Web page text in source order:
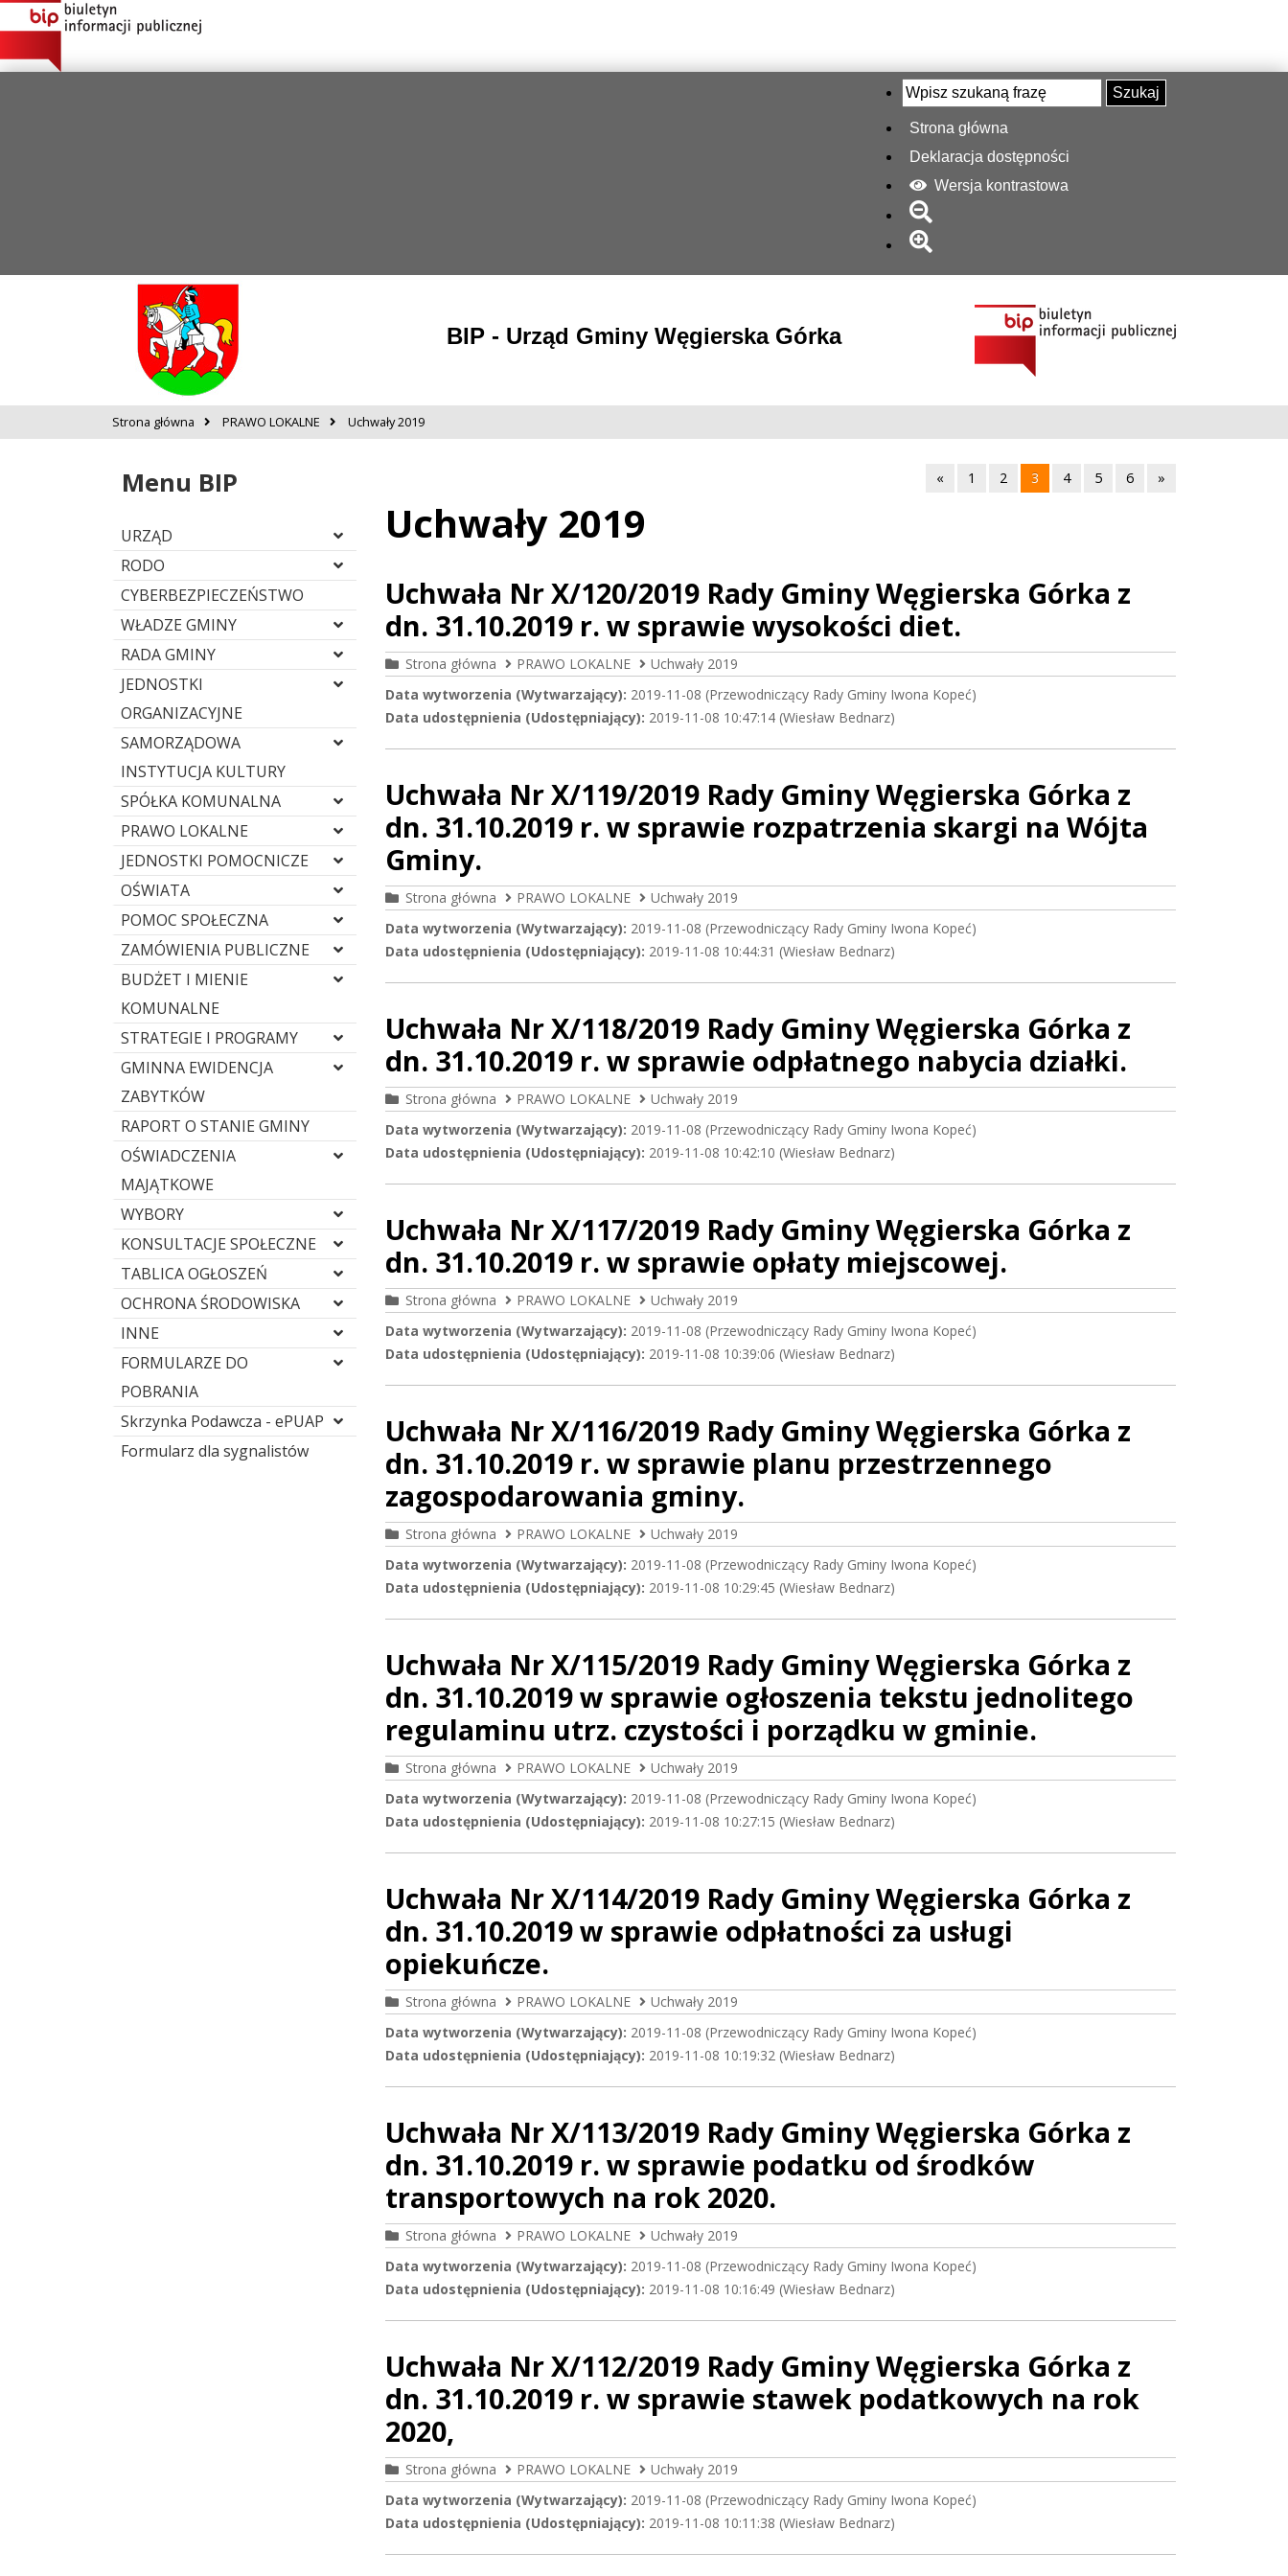
Szukaj
Strona główna
Deklaracja dostępności
Wersja kontrastowa
BIP - Urząd Gminy Węgierska Górka
Strona główna PRAWO LOKALNE Uchwały 2019
Menu BIP
URZĄD
RODO
CYBERBEZPIECZEŃSTWO
WŁADZE GMINY
RADA GMINY
JEDNOSTKI
ORGANIZACYJNE
SAMORZĄDOWA
INSTYTUCJA KULTURY
SPÓŁKA KOMUNALNA
PRAWO LOKALNE
JEDNOSTKI POMOCNICZE
OŚWIATA
POMOC SPOŁECZNA
ZAMÓWIENIA PUBLICZNE
BUDŻET I MIENIE
KOMUNALNE
STRATEGIE I PROGRAMY
GMINNA EWIDENCJA
ZABYTKÓW
RAPORT O STANIE GMINY
OŚWIADCZENIA
MAJĄTKOWE
WYBORY
KONSULTACJE SPOŁECZNE
TABLICA OGŁOSZEŃ
OCHRONA ŚRODOWISKA
INNE
FORMULARZE DO
POBRANIA
Skrzynka Podawcza - ePUAP
Formularz dla sygnalistów
« 1 2 3 4 5 6 »
Uchwały 2019
Uchwała Nr X/120/2019 Rady Gminy Węgierska Górka z
dn. 31.10.2019 r. w sprawie wysokości diet.
Strona główna PRAWO LOKALNE
Uchwały 2019
Data wytworzenia (Wytwarzający): 2019-11-08 (Przewodniczący Rady Gminy Iwona Kopeć)
Data udostępnienia (Udostępniający): 2019-11-08 10:47:14 (Wiesław Bednarz)
Uchwała Nr X/119/2019 Rady Gminy Węgierska Górka z
dn. 31.10.2019 r. w sprawie rozpatrzenia skargi na Wójta
Gminy.
Strona główna PRAWO LOKALNE
Uchwały 2019
Data wytworzenia (Wytwarzający): 2019-11-08 (Przewodniczący Rady Gminy Iwona Kopeć)
Data udostępnienia (Udostępniający): 2019-11-08 10:44:31 (Wiesław Bednarz)
Uchwała Nr X/118/2019 Rady Gminy Węgierska Górka z
dn. 31.10.2019 r. w sprawie odpłatnego nabycia działki.
Strona główna PRAWO LOKALNE
Uchwały 2019
Data wytworzenia (Wytwarzający): 2019-11-08 (Przewodniczący Rady Gminy Iwona Kopeć)
Data udostępnienia (Udostępniający): 2019-11-08 10:42:10 (Wiesław Bednarz)
Uchwała Nr X/117/2019 Rady Gminy Węgierska Górka z
dn. 31.10.2019 r. w sprawie opłaty miejscowej.
Strona główna PRAWO LOKALNE
Uchwały 2019
Data wytworzenia (Wytwarzający): 2019-11-08 (Przewodniczący Rady Gminy Iwona Kopeć)
Data udostępnienia (Udostępniający): 2019-11-08 10:39:06 (Wiesław Bednarz)
Uchwała Nr X/116/2019 Rady Gminy Węgierska Górka z
dn. 31.10.2019 r. w sprawie planu przestrzennego
zagospodarowania gminy.
Strona główna PRAWO LOKALNE
Uchwały 2019
Data wytworzenia (Wytwarzający): 2019-11-08 (Przewodniczący Rady Gminy Iwona Kopeć)
Data udostępnienia (Udostępniający): 2019-11-08 10:29:45 (Wiesław Bednarz)
Uchwała Nr X/115/2019 Rady Gminy Węgierska Górka z
dn. 31.10.2019 w sprawie ogłoszenia tekstu jednolitego
regulaminu utrz. czystości i porządku w gminie.
Strona główna PRAWO LOKALNE
Uchwały 2019
Data wytworzenia (Wytwarzający): 2019-11-08 (Przewodniczący Rady Gminy Iwona Kopeć)
Data udostępnienia (Udostępniający): 2019-11-08 10:27:15 (Wiesław Bednarz)
Uchwała Nr X/114/2019 Rady Gminy Węgierska Górka z
dn. 31.10.2019 w sprawie odpłatności za usługi
opiekuńcze.
Strona główna PRAWO LOKALNE
Uchwały 2019
Data wytworzenia (Wytwarzający): 2019-11-08 (Przewodniczący Rady Gminy Iwona Kopeć)
Data udostępnienia (Udostępniający): 2019-11-08 10:19:32 (Wiesław Bednarz)
Uchwała Nr X/113/2019 Rady Gminy Węgierska Górka z
dn. 31.10.2019 r. w sprawie podatku od środków
transportowych na rok 2020.
Strona główna PRAWO LOKALNE
Uchwały 2019
Data wytworzenia (Wytwarzający): 2019-11-08 (Przewodniczący Rady Gminy Iwona Kopeć)
Data udostępnienia (Udostępniający): 2019-11-08 10:16:49 (Wiesław Bednarz)
Uchwała Nr X/112/2019 Rady Gminy Węgierska Górka z
dn. 31.10.2019 r. w sprawie stawek podatkowych na rok
2020,
Strona główna PRAWO LOKALNE
Uchwały 2019
Data wytworzenia (Wytwarzający): 2019-11-08 (Przewodniczący Rady Gminy Iwona Kopeć)
Data udostępnienia (Udostępniający): 2019-11-08 10:11:38 (Wiesław Bednarz)